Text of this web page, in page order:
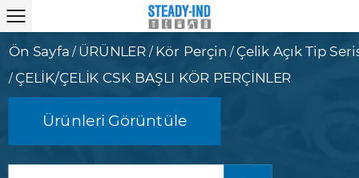
Ön Sayfa / ÜRÜNLER / Kör Perçin / Çelik Açık Tip
/ ÇELİK/ÇELİK CSK BAŞLI KÖR PERÇİNLER
Ürünleri Görüntüle